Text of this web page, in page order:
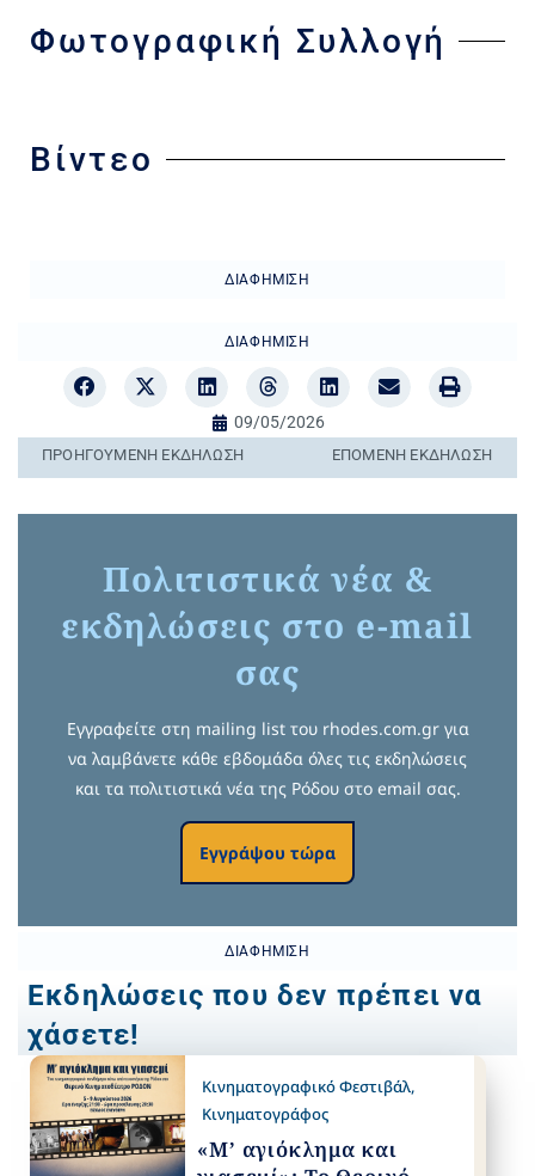
Φωτογραφική Συλλογή
Βίντεο
ΔΙΑΦΉΜΙΣΗ
ΔΙΑΦΉΜΙΣΗ
09/05/2026
ΠΡΟΗΓΟΎΜΕΝΗ ΕΚΔΉΛΩΣΗ ΕΠΌΜΕΝΗ ΕΚΔΉΛΩΣΗ
Πολιτιστικά νέα &
εκδηλώσεις στο e-mail
σας
Εγγραφείτε στη mailing list του rhodes.com.gr για
να λαμβάνετε κάθε εβδομάδα όλες τις εκδηλώσεις
και τα πολιτιστικά νέα της Ρόδου στο email σας.
Εγγράψου τώρα
ΔΙΑΦΉΜΙΣΗ
Εκδηλώσεις που δεν πρέπει να
χάσετε!
Κινηματογραφικό Φεστιβάλ,
Κινηματογράφος
«Μ’ αγιόκλημα και